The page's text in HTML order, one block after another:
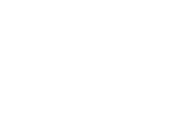
de 5, 106 avaliações